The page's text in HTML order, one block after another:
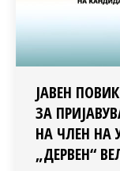
ЈАВЕН
ЗА
НА ЧЛЕН НА
„ДЕРВЕН“